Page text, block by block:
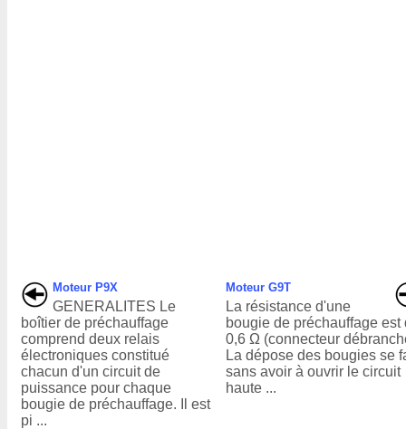
Moteur P9X
GENERALITES Le
boîtier de préchauffage
comprend deux relais
électroniques constitué
chacun d'un circuit de
puissance pour chaque
bougie de préchauffage. Il est
pi ...
Moteur G9T
La résistance d'une
bougie de préchauffage est
0,6 Ω (connecteur
La dépose des bougies se
sans avoir à ouvrir le circuit
haute ...